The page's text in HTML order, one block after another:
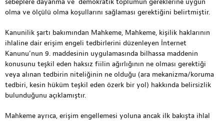
olma ve ölçülü olma koşullarını sağlaması gerektiğini belirtmiştir.
Kanunilik şartı bakımından Mahkeme, Mahkeme, kişilik haklarının
ihlaline dair erişim engeli tedbirlerini düzenleyen İnternet
Kanunu’nun 9. maddesinin uygulamasında bilhassa maddenin
konusunu teşkil eden haksız fiilin ağırlığının ne olması gerektiği
veya alınan tedbirin niteliğinin ne olduğu (ara mekanizma/koruma
tedbiri, kesin hüküm teşkil eden özerk bir yol) hakkında belirsizlik
bulunduğunu açıklamıştır.
Mahkeme ayrıca, erişim engellemesi yoluna ancak ilk bakışta ihlal